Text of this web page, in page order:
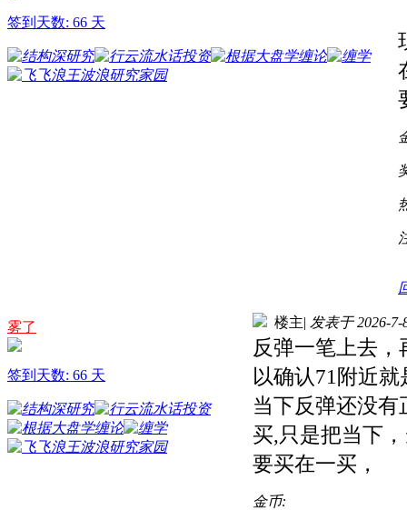
签到天数: 66 天
雾了
签到天数: 66 天
楼主| 发表于 2026-7-
反弹一笔上去
以确认71附近
当下反弹还没
买,只是把当下
要买在一买，
金币: